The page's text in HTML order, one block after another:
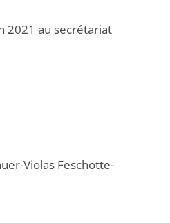
2021 au secrétariat
Violas Feschotte-